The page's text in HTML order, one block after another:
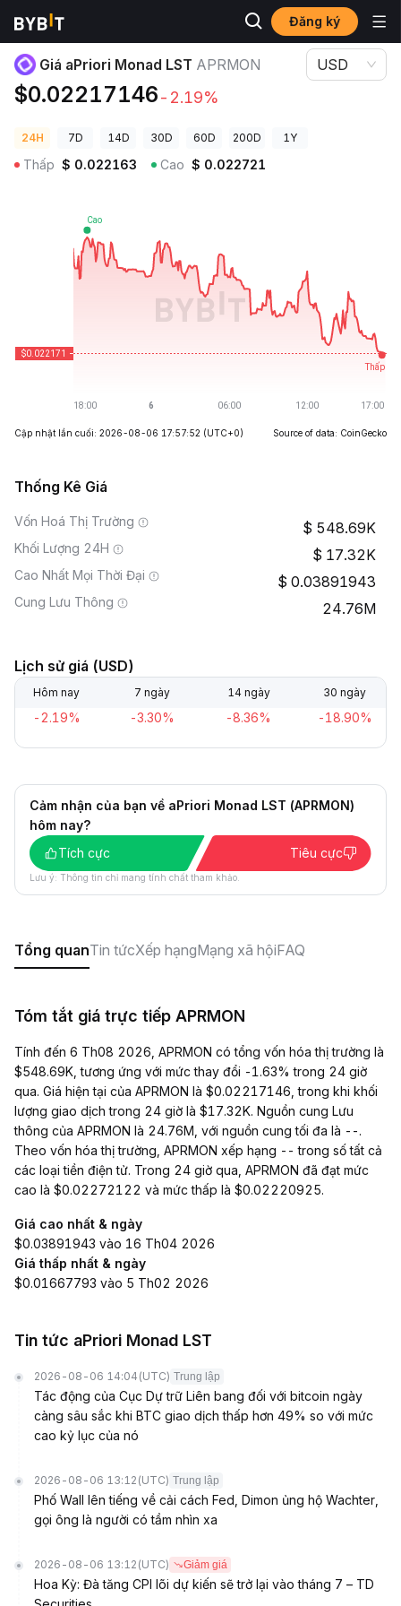
Đăng ký
Giá Tiền Điện Tử Giá aPriori Monad LST APRMON
Giá aPriori Monad LST APRMON
$0.02217146-2.19%
USD
24H 7D 14D 30D 60D 200D 1Y
Thấp $ 0.022163 Cao $ 0.022721
Cập nhật lần cuối: 2026-08-06 17:57:52 (UTC+0) Source of data: CoinGecko
Thống Kê Giá
Vốn Hoá Thị Trường 548.69K
Khối Lượng 24H 17.32K
Cao Nhất Mọi Thời Đại 0.03891943
Cung Lưu Thông 24.76M
Lịch sử giá (USD)
Hôm nay 7 ngày 14 ngày 30 ngày
-2.19% -3.30% -8.36% -18.90%
Cảm nhận của bạn về aPriori Monad LST (APRMON)
hôm nay?
Tích cực
Tiêu cực
Lưu ý: Thông tin chỉ mang tính chất tham khảo.
Tổng quanTin tứcXếp hạngMạng xã hộiFAQ
Tóm tắt giá trực tiếp APRMON
Tính đến 6 Th08 2026, APRMON có tổng vốn hóa thị trường là
$548.69K, tương ứng với mức thay đổi -1.63% trong 24 giờ
qua. Giá hiện tại của APRMON là $0.02217146, trong khi khối
lượng giao dịch trong 24 giờ là $17.32K. Nguồn cung Lưu
thông của APRMON là 24.76M, với nguồn cung tối đa là --.
Theo vốn hóa thị trường, APRMON xếp hạng -- trong số tất cả
các loại tiền điện tử. Trong 24 giờ qua, APRMON đã đạt mức
cao là $0.02272122 và mức thấp là $0.02220925.
Giá cao nhất & ngày
$0.03891943 vào 16 Th04 2026
Giá thấp nhất & ngày
$0.01667793 vào 5 Th02 2026
Tin tức aPriori Monad LST
2026-08-06 14:04 (UTC) Trung lập
Tác động của Cục Dự trữ Liên bang đối với bitcoin ngày
càng sâu sắc khi BTC giao dịch thấp hơn 49% so với mức
cao kỷ lục của nó
2026-08-06 13:12 (UTC) Trung lập
Phố Wall lên tiếng về cải cách Fed, Dimon ủng hộ Wachter,
gọi ông là người có tầm nhìn xa
2026-08-06 13:12 (UTC) Giảm giá
Hoa Kỳ: Đà tăng CPI lõi dự kiến sẽ trở lại vào tháng 7 – TD